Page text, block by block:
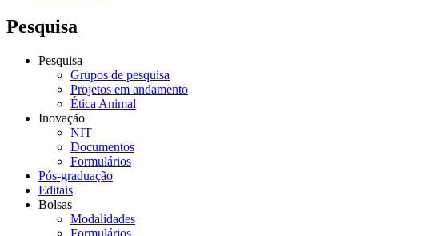
Pesquisa
Pesquisa
Grupos de pesquisa
Projetos em andamento
Ética Animal
Inovação
NIT
Documentos
Formulários
Pós-graduação
Editais
Bolsas
Modalidades
Formulários